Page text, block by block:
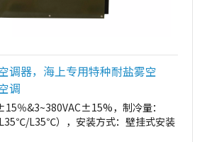
调器，海上专用特种耐盐雾空
调
％&3~380VAC±15%，制冷量：
L35℃/L35℃），安装方式：壁挂式安装